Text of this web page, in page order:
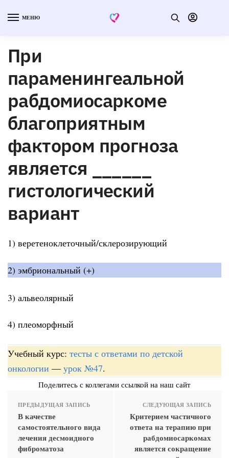
МЕНЮ
При
параменингеальной
рабдомиосаркоме
благоприятным
фактором прогноза
является ______
гистологический
вариант
1) веретеноклеточный/склерозирующий
2) эмбриональный (+)
3) альвеолярный
4) плеоморфный
Учебный курс: тесты с ответами по детской
онкологии — урок №47.
Поделитесь с коллегами ссылкой на наш сайт
ПРЕДЫДУЩАЯ ЗАПИСЬ
В качестве
самостоятельного вида
лечения десмоидного
фиброматоза
СЛЕДУЮЩАЯ ЗАПИСЬ
Критерием частичного
ответа на терапию при
рабдомиосаркомах
является сокращение